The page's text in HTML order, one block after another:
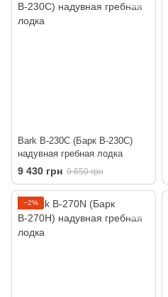
Bark B-230C (Барк В-230С)
надувная гребная лодка
9 430 грн 9 650 грн
−2%